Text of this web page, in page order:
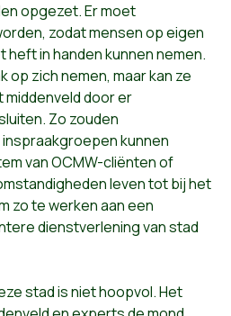
opgezet. Er moet
zodat mensen op eigen
heft in handen kunnen nemen.
op zich nemen, maar kan ze
door er
Zo zouden
kunnen
van OCMW-cliënten of
leven tot bij het
zo te werken aan een
dienstverlening van stad
stad is niet hoopvol. Het